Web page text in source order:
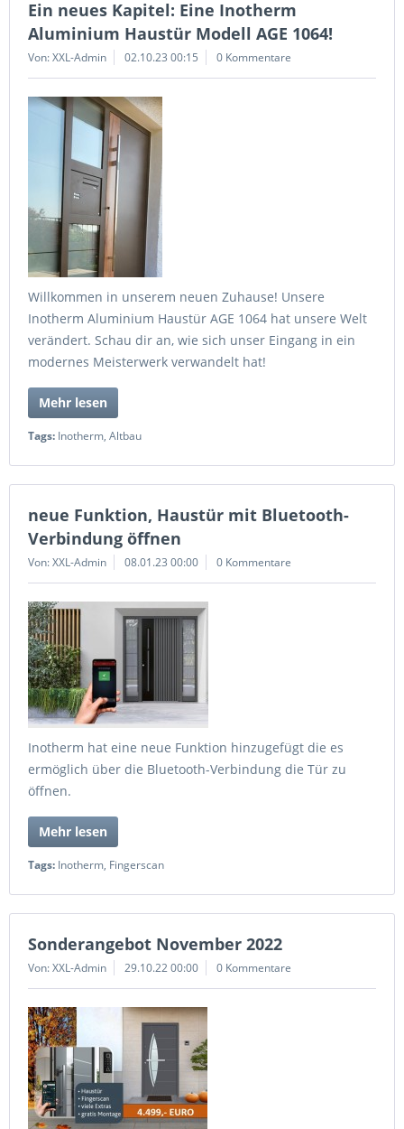
Ein neues Kapitel: Eine Inotherm
Aluminium Haustür Modell AGE 1064!
Von: XXL-Admin 02.10.23 00:15 0 Kommentare
Willkommen in unserem neuen Zuhause! Unsere
Inotherm Aluminium Haustür AGE 1064 hat unsere Welt
verändert. Schau dir an, wie sich unser Eingang in ein
modernes Meisterwerk verwandelt hat!
Mehr lesen
Tags: Inotherm, Altbau
neue Funktion, Haustür mit Bluetooth-
Verbindung öffnen
Von: XXL-Admin 08.01.23 00:00 0 Kommentare
Inotherm hat eine neue Funktion hinzugefügt die es
ermöglich über die Bluetooth-Verbindung die Tür zu
öffnen.
Mehr lesen
Tags: Inotherm, Fingerscan
Sonderangebot November 2022
Von: XXL-Admin 29.10.22 00:00 0 Kommentare